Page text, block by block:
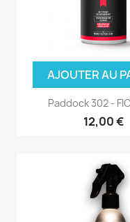
AJOUTER AU
Paddock 302 -
12,00 €